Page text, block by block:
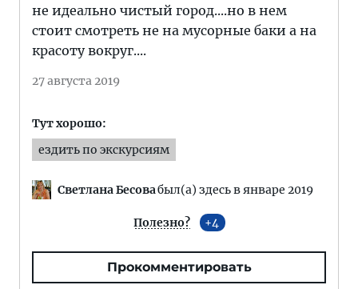
не идеально чистый город....но в нем
стоит смотреть не на мусорные баки а на
красоту вокруг....
27 августа 2019
Тут хорошо:
ездить по экскурсиям
Светлана Бесовабыл(а) здесь в январе 2019
Полезно? 4
Прокомментировать